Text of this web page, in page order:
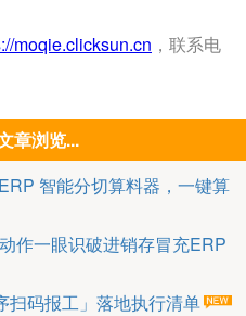
moqie.clicksun.cn ，联系电
章浏览...
智能分切算料器，一键算
作一眼识破进销存冒充ERP
扫码报工」落地执行清单